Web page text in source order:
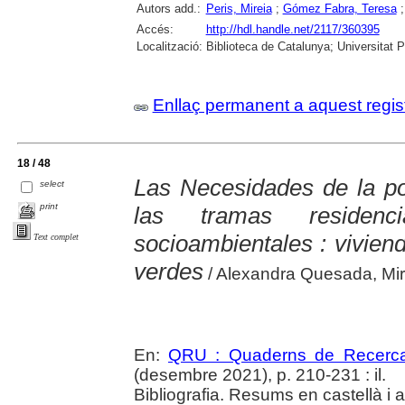
Autors add.: Peris, Mireia; Gómez Fabra, Teresa
Accés:
http://hdl.handle.net/2117/360395
Localització: Biblioteca de Catalunya; Universitat
Enllaç permanent a aquest
18 / 48
select
print
Text complet
Las Necesidades de la
las tramas
socioambientales :
verdes/ Alexandra Quesada,
En: QRU : Quaderns de
(desembre 2021), p. 210-231 : il.
Bibliografia. Resums en castellà i